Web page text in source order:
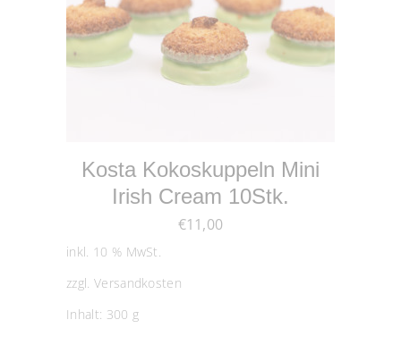
Kosta Kokoskuppeln Mini
Irish Cream 10Stk.
€11,00
inkl. 10 % MwSt.
zzgl. Versandkosten
Inhalt: 300 g